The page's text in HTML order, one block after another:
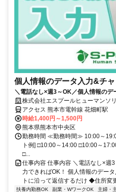
個人情報のデータ入力&チ
＼電話なし×週3～OK／個人情報のデ
株式会社エスプールヒューマンソ
アクセス 熊本市電幹線 花畑町駅
時給1,400円～1,500円
熊本県熊本市中央区
勤務時間 ≪勤務時間≫ 10:00～
ト例] □10:00～14:00 □10:00～
□...
仕事内容 仕事内容 ＼電話なし×週
力できればOK！ 個人情報のデー
トに沿って返信するだけ ◆住所変
扶養内勤務OK 副業・WワークOK 主婦・